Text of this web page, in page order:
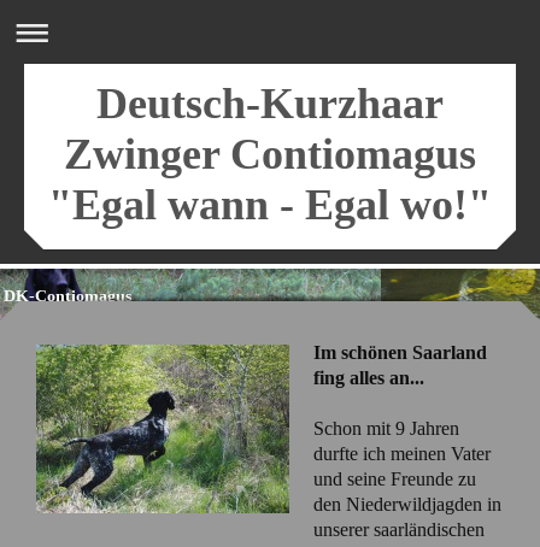
Deutsch-Kurzhaar
Zwinger Contiomagus
"Egal wann - Egal wo!"
DK-Contiomagus
Im schönen Saarland
fing alles an...
Schon mit 9 Jahren
durfte ich meinen Vater
und seine Freunde zu
den Niederwildjagden in
unserer saarländischen